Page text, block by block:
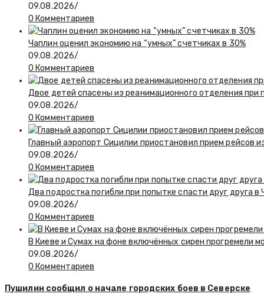
09.08.2026/
0 Комментариев
Чаплин оценил экономию на “умных” счетчиках в 30%
09.08.2026/
0 Комментариев
Двое детей спасены из реанимационного отделения при
09.08.2026/
0 Комментариев
Главный аэропорт Сицилии приостановил прием рейсов
09.08.2026/
0 Комментариев
Два подростка погибли при попытке спасти друг друга в
09.08.2026/
0 Комментариев
В Киеве и Сумах на фоне включённых сирен прогремели
09.08.2026/
0 Комментариев
Пушилин сообщил о начале городских боев в Северске